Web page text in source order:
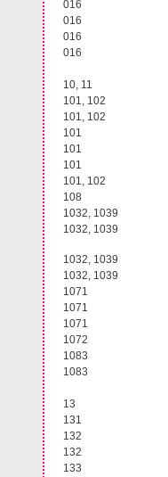
016
016
016
016
10, 11
101, 102
101, 102
101
101
101
101, 102
108
1032, 1039
1032, 1039
1032, 1039
1032, 1039
1071
1071
1071
1072
1083
1083
13
131
132
132
133